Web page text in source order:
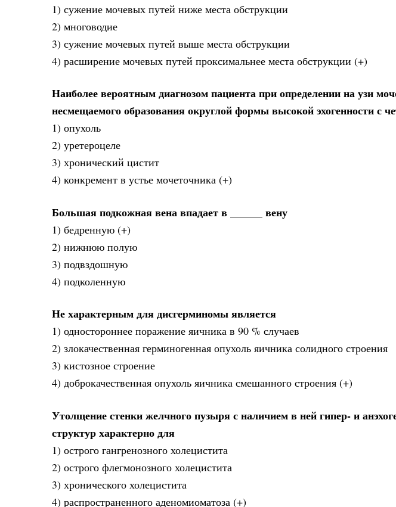
1) сужение мочевых путей ниже места обструкции
2) многоводие
3) сужение мочевых путей выше места обструкции
4) расширение мочевых путей проксимальнее места обструкции (+)
Наиболее вероятным диагнозом пациента при определении на узи
несмещаемого образования округлой формы высокой эхогенности с
1) опухоль
2) уретероцеле
3) хронический цистит
4) конкремент в устье мочеточника (+)
Большая подкожная вена впадает в ______ вену
1) бедренную (+)
2) нижнюю полую
3) подвздошную
4) подколенную
Не характерным для дисгерминомы является
1) одностороннее поражение яичника в 90 % случаев
2) злокачественная герминогенная опухоль яичника солидного строения
3) кистозное строение
4) доброкачественная опухоль яичника смешанного строения (+)
Утолщение стенки желчного пузыря с наличием в ней гипер- и
структур характерно для
1) острого гангренозного холецистита
2) острого флегмонозного холецистита
3) хронического холецистита
4) распространенного аденомиоматоза (+)